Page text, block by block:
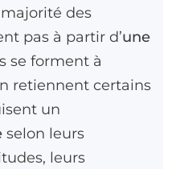
des
pas à partir d’une
se forment à
retiennent certains
un
selon leurs
leurs